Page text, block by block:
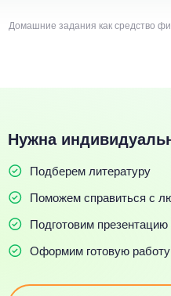
Домашние задания как средство
Нужна
Подберем литературу
Поможем справиться с
Подготовим презентацию
Оформим готовую работу